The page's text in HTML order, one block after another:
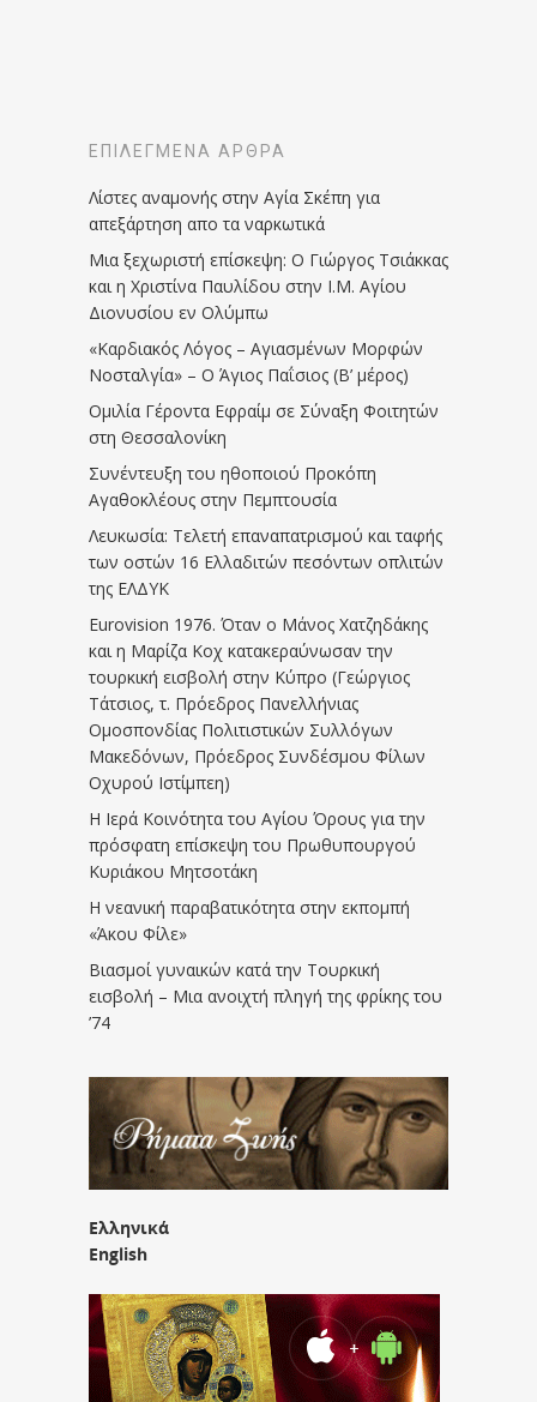
ΕΠΙΛΕΓΜΈΝΑ ΆΡΘΡΑ
Λίστες αναμονής στην Αγία Σκέπη για
απεξάρτηση απο τα ναρκωτικά
Μια ξεχωριστή επίσκεψη: Ο Γιώργος Τσιάκκας
και η Χριστίνα Παυλίδου στην Ι.Μ. Αγίου
Διονυσίου εν Ολύμπω
«Καρδιακός Λόγος – Αγιασμένων Μορφών
Νοσταλγία» – Ο Άγιος Παΐσιος (Β’ μέρος)
Ομιλία Γέροντα Εφραίμ σε Σύναξη Φοιτητών
στη Θεσσαλονίκη
Συνέντευξη του ηθοποιού Προκόπη
Αγαθοκλέους στην Πεμπτουσία
Λευκωσία: Τελετή επαναπατρισμού και ταφής
των οστών 16 Ελλαδιτών πεσόντων οπλιτών
της ΕΛΔΥΚ
Eurovision 1976. Όταν ο Μάνος Χατζηδάκης
και η Μαρίζα Κοχ κατακεραύνωσαν την
τουρκική εισβολή στην Κύπρο (Γεώργιος
Τάτσιος, τ. Πρόεδρος Πανελλήνιας
Ομοσπονδίας Πολιτιστικών Συλλόγων
Μακεδόνων, Πρόεδρος Συνδέσμου Φίλων
Οχυρού Ιστίμπεη)
Η Ιερά Κοινότητα του Αγίου Όρους για την
πρόσφατη επίσκεψη του Πρωθυπουργού
Κυριάκου Μητσοτάκη
Η νεανική παραβατικότητα στην εκπομπή
«Άκου Φίλε»
Βιασμοί γυναικών κατά την Τουρκική
εισβολή – Μια ανοιχτή πληγή της φρίκης του
’74
Ελληνικά
English